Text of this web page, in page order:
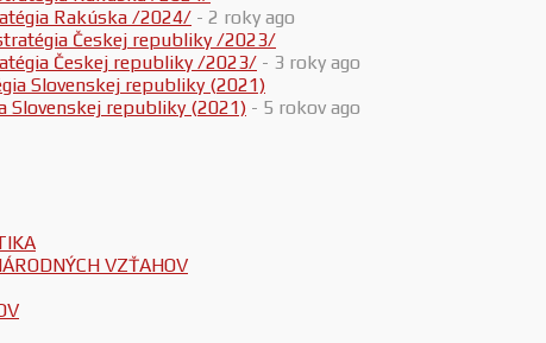
Rakúska /2024/ - 2 roky ago
Českej republiky /2023/ - 3 roky ago
Slovenskej republiky (2021) - 5 rokov ago
VZŤAHOV